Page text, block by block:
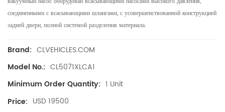
соединенными с всасывающими шлангами, с усовершенствованной конструкцией
задней двери, полной системой разделения материала.
Brand: CLVEHICLES.COM
Model No.: CL5071XLCA1
Minimum Order Quantity: 1 Unit
Price: USD 19500